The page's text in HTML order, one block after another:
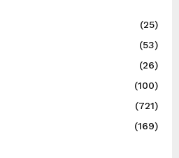
(25)
(53)
(26)
(100)
(721)
(169)